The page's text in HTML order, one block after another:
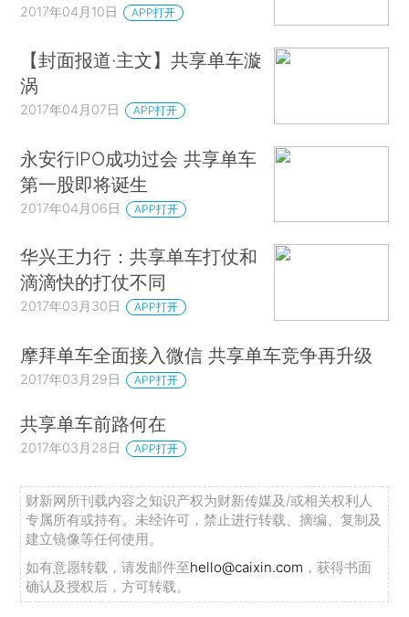
2017年04月10日 APP打开
【封面报道·主文】共享单车漩
涡
2017年04月07日 APP打开
永安行IPO成功过会 共享单车
第一股即将诞生
2017年04月06日 APP打开
华兴王力行：共享单车打仗和
滴滴快的打仗不同
2017年03月30日 APP打开
摩拜单车全面接入微信 共享单车竞争再升级
2017年03月29日 APP打开
共享单车前路何在
2017年03月28日 APP打开
财新网所刊载内容之知识产权为财新传媒及/或相关权利人
专属所有或持有。未经许可，禁止进行转载、摘编、复制及
建立镜像等任何使用。
如有意愿转载，请发邮件至hello@caixin.com ，获得书面
确认及授权后，方可转载。